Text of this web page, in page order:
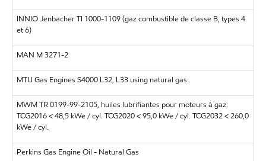
INNIO Jenbacher TI 1000-1109 (gaz combustible de classe B, types 4
et 6)
MAN M 3271-2
MTU Gas Engines S4000 L32, L33 using natural gas
MWM TR 0199-99-2105, huiles lubrifiantes pour moteurs à gaz:
TCG2016 < 48,5 kWe / cyl. TCG2020 < 95,0 kWe / cyl. TCG2032 < 260,0
kWe / cyl.
Perkins Gas Engine Oil - Natural Gas